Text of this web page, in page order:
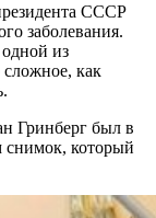
СССР
заболевания.
из
как
Гринберг был в
снимок, который